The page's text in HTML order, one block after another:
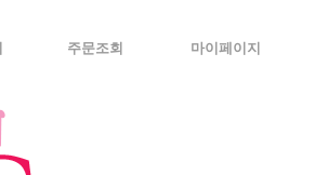
주문조회 마이페이지